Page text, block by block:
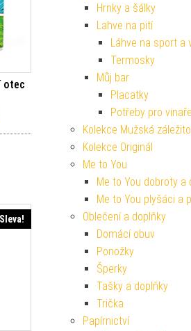
otec
cena byla: 299 Kč.
Aktuální cena je: 269 Kč.
Sleva!
Hrnky a šálky
Lahve na pití
Láhve na sport a
Termosky
Můj bar
Placatky
Potřeby pro vinaře
Kolekce Mužská
Kolekce Originál
Me to You
Me to You dobroty a
Me to You plyšáci a
Oblečení a doplňky
Domácí obuv
Ponožky
Šperky
Tašky a doplňky
Trička
Papírnictví